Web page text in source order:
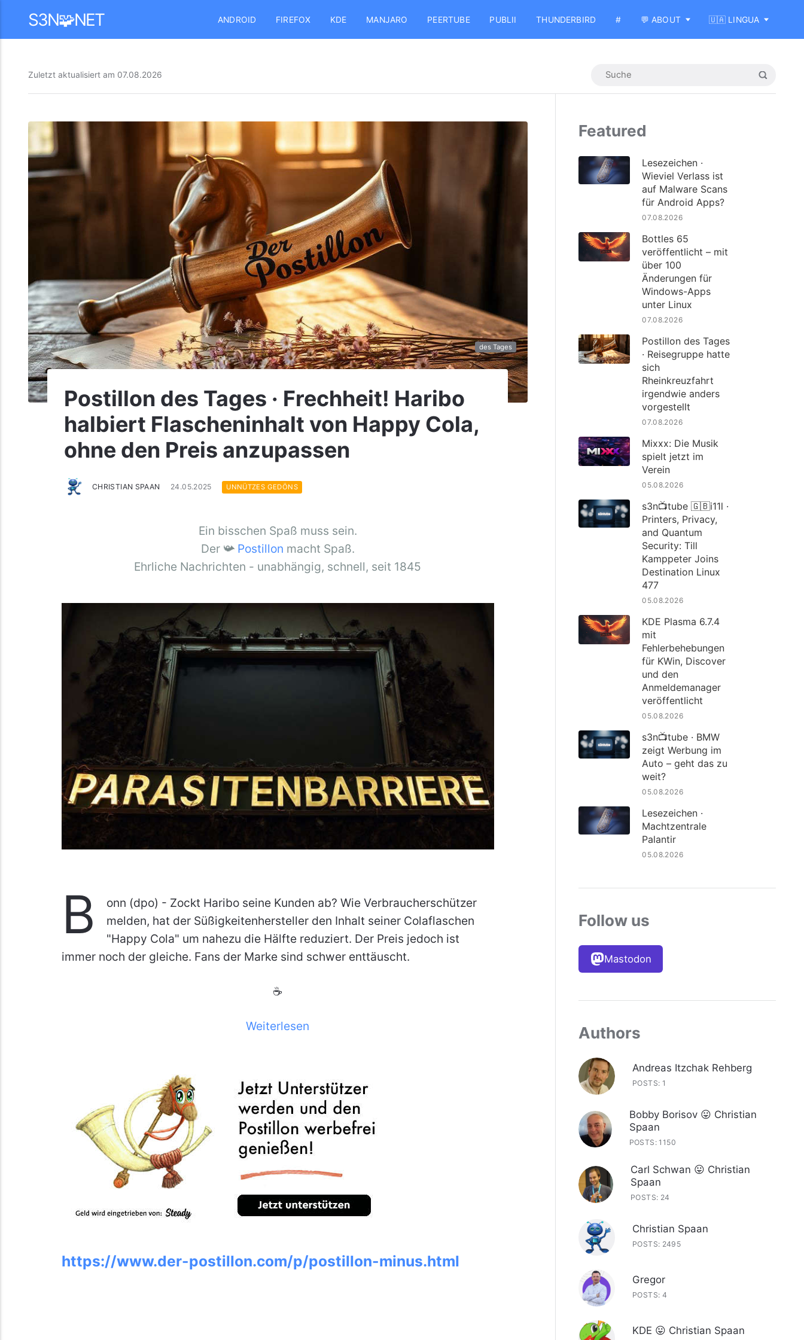
S3N🧩NET ANDROID FIREFOX KDE MANJARO PEERTUBE PUBLII THUNDERBIRD # 💬 ABOUT 🇺🇦 LINGUA
Zuletzt aktualisiert am 07.08.2026
des Tages
Postillon des Tages · Frechheit! Haribo
halbiert Flascheninhalt von Happy Cola,
ohne den Preis anzupassen
CHRISTIAN SPAAN 24.05.2025 UNNÜTZES GEDÖNS
Ein bisschen Spaß muss sein.
Der 📯 Postillon macht Spaß.
Ehrliche Nachrichten - unabhängig, schnell, seit 1845
B
onn (dpo) - Zockt Haribo seine Kunden ab? Wie Verbraucherschützer
melden, hat der Süßigkeitenhersteller den Inhalt seiner Colaflaschen
"Happy Cola" um nahezu die Hälfte reduziert. Der Preis jedoch ist
immer noch der gleiche. Fans der Marke sind schwer enttäuscht.
☕
Weiterlesen
https://www.der-postillon.com/p/postillon-minus.html
Featured
Lesezeichen ·
Wieviel Verlass ist
auf Malware Scans
für Android Apps?
07.08.2026
Bottles 65
veröffentlicht – mit
über 100
Änderungen für
Windows-Apps
unter Linux
07.08.2026
Postillon des Tages
· Reisegruppe hatte
sich
Rheinkreuzfahrt
irgendwie anders
vorgestellt
07.08.2026
Mixxx: Die Musik
spielt jetzt im
Verein
05.08.2026
s3n📺tube 🇬🇧i11l ·
Printers, Privacy,
and Quantum
Security: Till
Kamppeter Joins
Destination Linux
477
05.08.2026
KDE Plasma 6.7.4
mit
Fehlerbehebungen
für KWin, Discover
und den
Anmeldemanager
veröffentlicht
05.08.2026
s3n📺tube · BMW
zeigt Werbung im
Auto – geht das zu
weit?
05.08.2026
Lesezeichen ·
Machtzentrale
Palantir
05.08.2026
Follow us
Mastodon
Authors
Andreas Itzchak Rehberg
POSTS: 1
Bobby Borisov 😛 Christian
Spaan
POSTS: 1150
Carl Schwan 😛 Christian
Spaan
POSTS: 24
Christian Spaan
POSTS: 2495
Gregor
POSTS: 4
KDE 😛 Christian Spaan